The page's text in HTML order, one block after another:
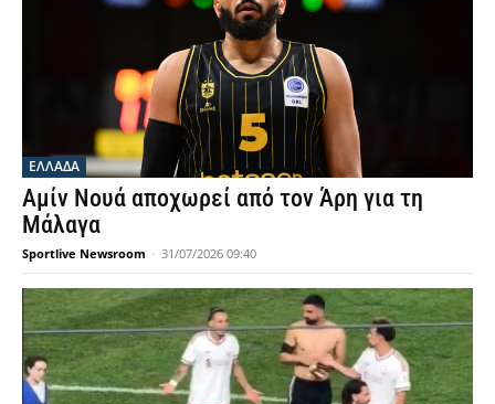
ΕΛΛΑΔΑ
Αμίν Νουά αποχωρεί από τον Άρη για τη
Μάλαγα
Sportlive Newsroom - 31/07/2026 09:40